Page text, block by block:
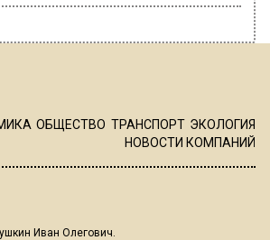
ОБЩЕСТВО ТРАНСПОРТ ЭКОЛОГИЯ
НОВОСТИ КОМПАНИЙ
Иван Олегович.